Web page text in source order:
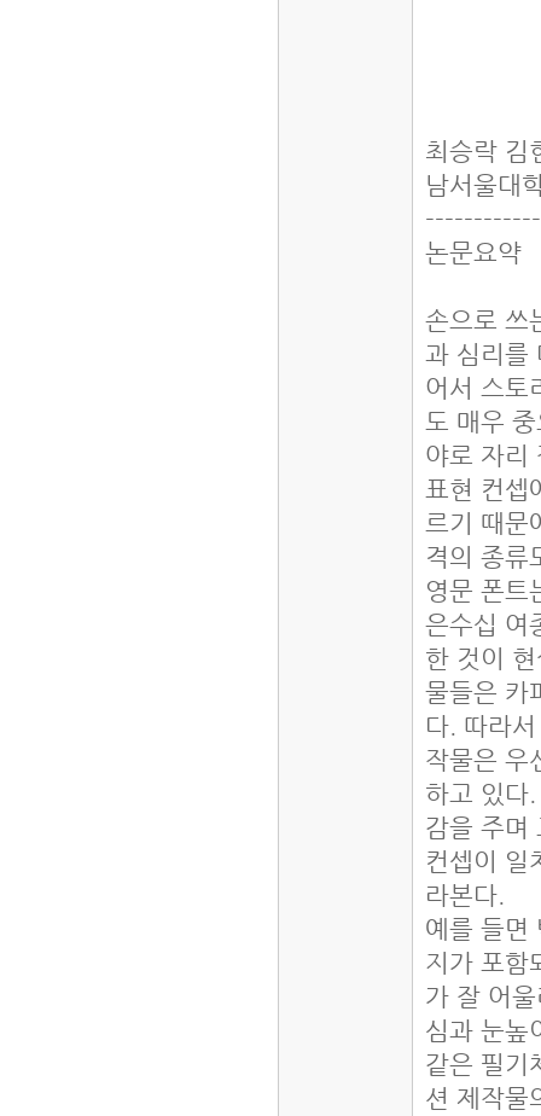
최승락 김
남서울대
논문요약
손으로 쓰
과 심리를
어서 스토
도 매우
야로 자리
표현 컨셉
르기 때문
격의 종류
영문 폰트
은수십 여
한 것이
물들은 카
다. 따라
작물은 우
하고 있다
감을 주며
컨셉이 일
라본다.
예를 들면
지가 포함
가 잘 어
심과 눈높
같은 필기
션 제작물